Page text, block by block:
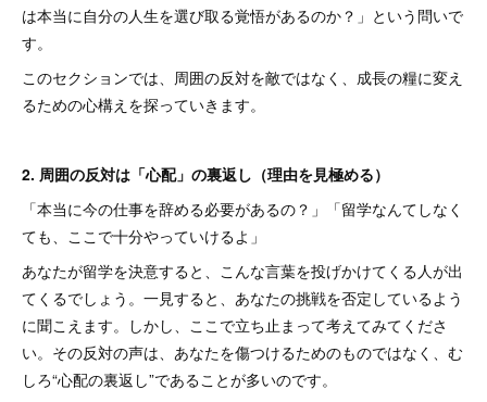
は本当に自分の人生を選び取る覚悟があるのか？」という問いで
す。
このセクションでは、周囲の反対を敵ではなく、成長の糧に変え
るための心構えを探っていきます。
2. 周囲の反対は「心配」の裏返し（理由を見極める）
「本当に今の仕事を辞める必要があるの？」「留学なんてしなく
ても、ここで十分やっていけるよ」
あなたが留学を決意すると、こんな言葉を投げかけてくる人が出
てくるでしょう。一見すると、あなたの挑戦を否定しているよう
に聞こえます。しかし、ここで立ち止まって考えてみてくださ
い。その反対の声は、あなたを傷つけるためのものではなく、む
しろ“心配の裏返し”であることが多いのです。